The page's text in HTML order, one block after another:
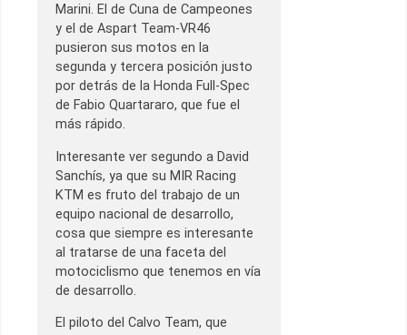
Marini. El de Cuna de Campeones
y el de Aspart Team-VR46
pusieron sus motos en la
segunda y tercera posición justo
por detrás de la Honda Full-Spec
de Fabio Quartararo, que fue el
más rápido.
Interesante ver segundo a David
Sanchís, ya que su MIR Racing
KTM es fruto del trabajo de un
equipo nacional de desarrollo,
cosa que siempre es interesante
al tratarse de una faceta del
motociclismo que tenemos en vía
de desarrollo.
El piloto del Calvo Team, que